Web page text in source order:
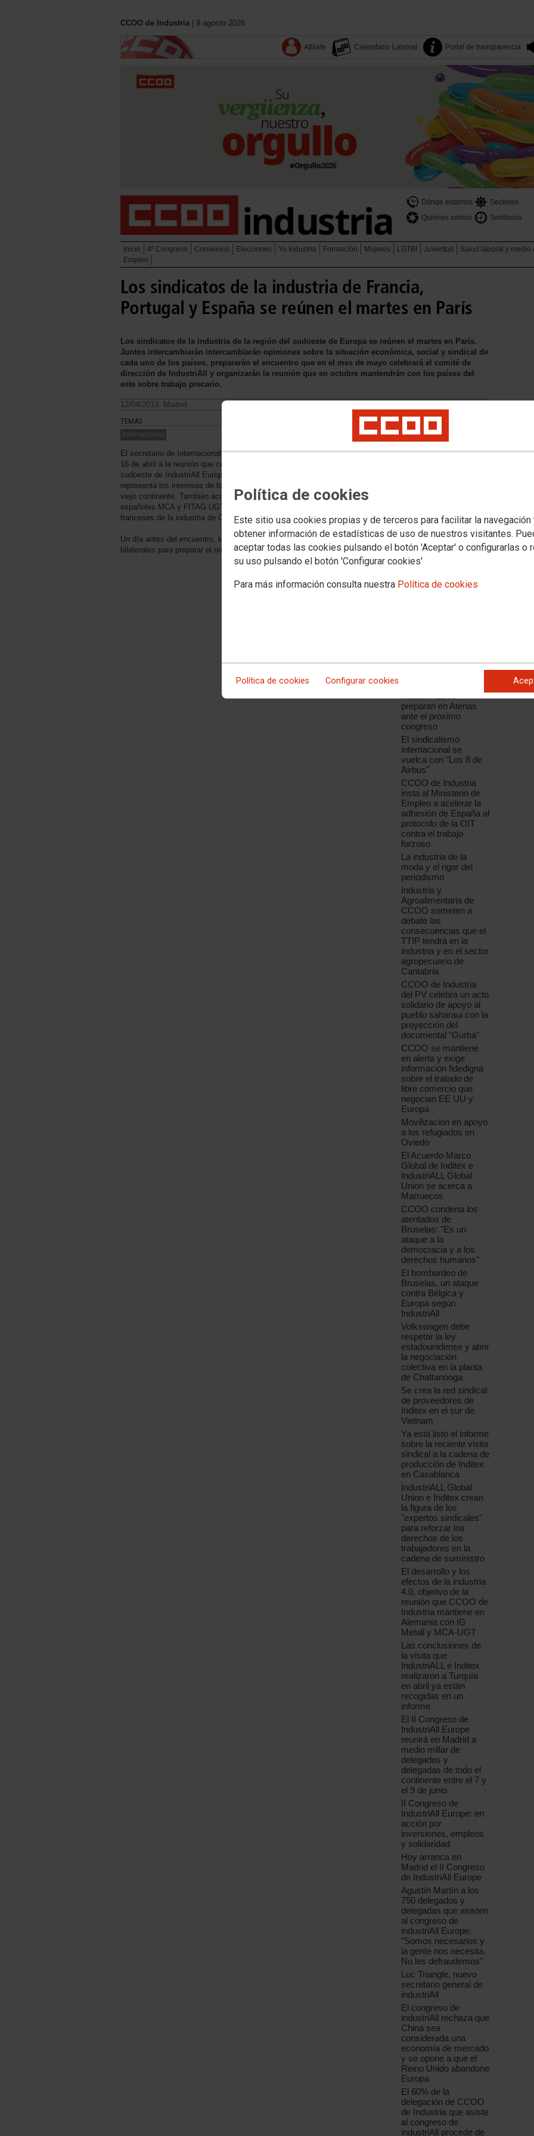
Política de cookies
Este sitio usa cookies propias y de terceros para facilitar la navegación
obtener información de estadísticas de uso de nuestros visitantes.
aceptar todas las cookies pulsando el botón 'Aceptar' o configurarlas o
su uso pulsando el botón 'Configurar cookies'
Para más información consulta nuestra Política de cookies
Política de cookies Configurar cookies
CCOO de Industria | 9 agosto 2026.
Afiliate Calendario Laboral Portal de transparencia
Dónde estamos Sectores
Quiénes somos
Territorios
Inicio 4º Congreso Convenios Elecciones Yo Industria Formación Mujeres LGTBI Juventud Salud laboral y medio
Empleo
Los sindicatos de la industria de Francia,
Portugal y España se reúnen el martes en París
Los sindicatos de la industria de la región del sudoeste de Europa se reúnen el martes en París.
Juntos intercambiarán intercambiarán opiniones sobre la situación económica, social y sindical de
cada uno de los países, prepararán el encuentro que en el mes de mayo celebrará el comité de
dirección de IndustriAll y organizarán la reunión que en octubre mantendrán con los países del
este sobre trabajo precario.
12/04/2013. Madrid
TEMAS
Internacional
El secretario de Internacional de la Federación de Industria de CCOO asiste el
16 de abril a la reunión que celebrarán en París los países de la región del
sudoeste de IndustriAll European Trade Union, la organización sindical que
representa los intereses de los trabajadores y trabajadoras de la industria del
viejo continente. También acudirán al encuentro delegaciones de los sindicatos
españoles MCA y FITAG UGT, del portugués del metal de CGTP y de los
franceses de la industria de CFDT, CGT, FO, CGC y CFTC.
Un día antes del encuentro, los sindicatos participantes mantendrán reuniones
bilaterales para preparar el orden del día.
en la India
preparan en Atenas
ante el próximo
congreso
El sindicalismo
internacional se
vuelca con "Los 8 de
Airbus"
CCOO de Industria
insta al Ministerio de
Empleo a acelerar la
adhesión de España al
protocolo de la OIT
contra el trabajo
forzoso
La industria de la
moda y el rigor del
periodismo
Industria y
Agroalimentaria de
CCOO someten a
debate las
consecuencias que el
TTIP tendrá en la
industria y en el sector
agropecuario de
Cantabria
CCOO de Industria
del PV celebra un acto
solidario de apoyo al
pueblo saharaui con la
proyección del
documental "Gurba"
CCOO se mantiene
en alerta y exige
información fidedigna
sobre el tratado de
libre comercio que
negocian EE UU y
Europa
Movilización en apoyo
a los refugiados en
Oviedo
El Acuerdo Marco
Global de Inditex e
IndustriALL Global
Union se acerca a
Marruecos
CCOO condena los
atentados de
Bruselas: "Es un
ataque a la
democracia y a los
derechos humanos"
El bombardeo de
Bruselas, un ataque
contra Bélgica y
Europa según
IndustriAll
Volkswagen debe
respetar la ley
estadounidense y abrir
la negociación
colectiva en la planta
de Chattanooga
Se crea la red sindical
de proveedores de
Inditex en el sur de
Vietnam
Ya está listo el informe
sobre la reciente visita
sindical a la cadena de
producción de Inditex
en Casablanca
IndustriALL Global
Union e Inditex crean
la figura de los
"expertos sindicales"
para reforzar los
derechos de los
trabajadores en la
cadena de suministro
El desarrollo y los
efectos de la industria
4.0, objetivo de la
reunión que CCOO de
Industria mantiene en
Alemania con IG
Metall y MCA-UGT
Las conclusiones de
la visita que
IndustriALL e Inditex
realizaron a Turquía
en abril ya están
recogidas en un
informe
El II Congreso de
IndustriAll Europe
reunirá en Madrid a
medio millar de
delegados y
delegadas de todo el
continente entre el 7 y
el 9 de junio
II Congreso de
IndustriAll Europe: en
acción por
inversiones, empleos
y solidaridad
Hoy arranca en
Madrid el II Congreso
de IndustriAll Europe
Agustín Martín a los
750 delegados y
delegadas que asisten
al congreso de
industriAll Europe:
"Somos necesarios y
la gente nos necesita.
No les defraudemos"
Luc Triangle, nuevo
secretario general de
industriAll
El congreso de
industriAll rechaza que
China sea
considerada una
economía de mercado
y se opone a que el
Reino Unido abandone
Europa
El 60% de la
delegación de CCOO
de Industria que asiste
al congreso de
industriAll procede de